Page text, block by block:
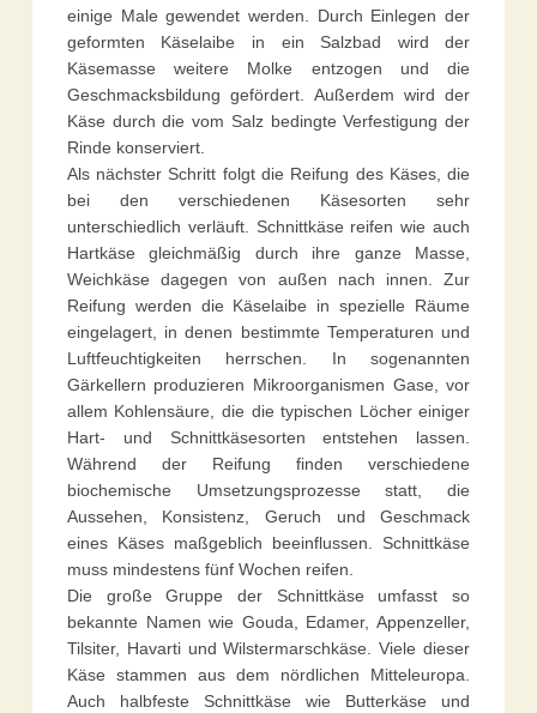
einige Male gewendet werden. Durch Einlegen der
geformten Käselaibe in ein Salzbad wird der
Käsemasse weitere Molke entzogen und die
Geschmacksbildung gefördert. Außerdem wird der
Käse durch die vom Salz bedingte Verfestigung der
Rinde konserviert.
Als nächster Schritt folgt die Reifung des Käses, die
bei den verschiedenen Käsesorten sehr
unterschiedlich verläuft. Schnittkäse reifen wie auch
Hartkäse gleichmäßig durch ihre ganze Masse,
Weichkäse dagegen von außen nach innen. Zur
Reifung werden die Käselaibe in spezielle Räume
eingelagert, in denen bestimmte Temperaturen und
Luftfeuchtigkeiten herrschen. In sogenannten
Gärkellern produzieren Mikroorganismen Gase, vor
allem Kohlensäure, die die typischen Löcher einiger
Hart- und Schnittkäsesorten entstehen lassen.
Während der Reifung finden verschiedene
biochemische Umsetzungsprozesse statt, die
Aussehen, Konsistenz, Geruch und Geschmack
eines Käses maßgeblich beeinflussen. Schnittkäse
muss mindestens fünf Wochen reifen.
Die große Gruppe der Schnittkäse umfasst so
bekannte Namen wie Gouda, Edamer, Appenzeller,
Tilsiter, Havarti und Wilstermarschkäse. Viele dieser
Käse stammen aus dem nördlichen Mitteleuropa.
Auch halbfeste Schnittkäse wie Butterkäse und